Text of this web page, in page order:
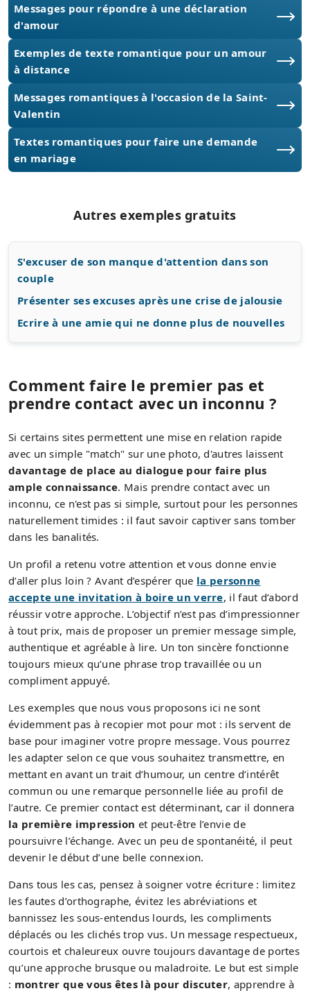
Messages pour répondre à une déclaration
d'amour
Exemples de texte romantique pour un amour
à distance
Messages romantiques à l'occasion de la Saint-
Valentin
Textes romantiques pour faire une demande
en mariage
Autres exemples gratuits
S'excuser de son manque d'attention dans son
couple
Présenter ses excuses après une crise de jalousie
Ecrire à une amie qui ne donne plus de nouvelles
Comment faire le premier pas et
prendre contact avec un inconnu ?
Si certains sites permettent une mise en relation rapide
avec un simple "match" sur une photo, d'autres laissent
davantage de place au dialogue pour faire plus
ample connaissance. Mais prendre contact avec un
inconnu, ce n'est pas si simple, surtout pour les personnes
naturellement timides : il faut savoir captiver sans tomber
dans les banalités.
Un profil a retenu votre attention et vous donne envie
d’aller plus loin ? Avant d’espérer que la personne
accepte une invitation à boire un verre, il faut d’abord
réussir votre approche. L’objectif n’est pas d’impressionner
à tout prix, mais de proposer un premier message simple,
authentique et agréable à lire. Un ton sincère fonctionne
toujours mieux qu’une phrase trop travaillée ou un
compliment appuyé.
Les exemples que nous vous proposons ici ne sont
évidemment pas à recopier mot pour mot : ils servent de
base pour imaginer votre propre message. Vous pourrez
les adapter selon ce que vous souhaitez transmettre, en
mettant en avant un trait d’humour, un centre d’intérêt
commun ou une remarque personnelle liée au profil de
l’autre. Ce premier contact est déterminant, car il donnera
la première impression et peut-être l’envie de
poursuivre l’échange. Avec un peu de spontanéité, il peut
devenir le début d’une belle connexion.
Dans tous les cas, pensez à soigner votre écriture : limitez
les fautes d’orthographe, évitez les abréviations et
bannissez les sous-entendus lourds, les compliments
déplacés ou les clichés trop vus. Un message respectueux,
courtois et chaleureux ouvre toujours davantage de portes
qu’une approche brusque ou maladroite. Le but est simple
: montrer que vous êtes là pour discuter, apprendre à